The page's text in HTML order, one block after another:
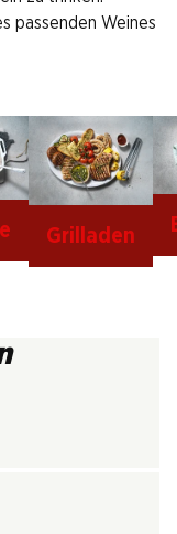
passenden Weines
Grilladen